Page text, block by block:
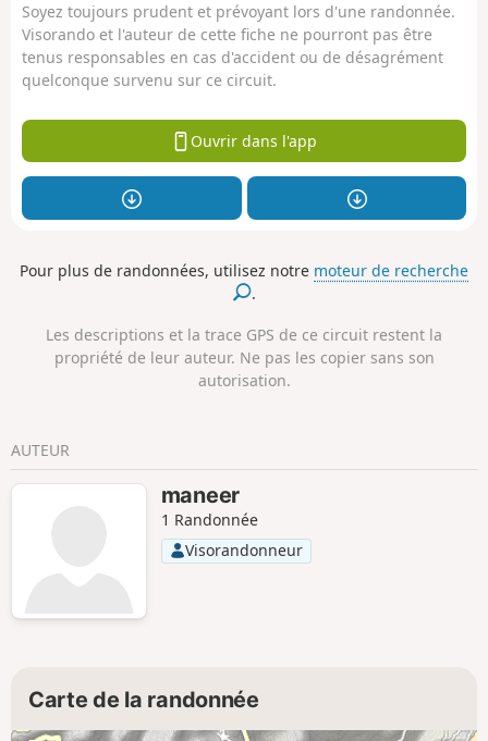
Soyez toujours prudent et prévoyant lors d'une randonnée.
Visorando et l'auteur de cette fiche ne pourront pas être
tenus responsables en cas d'accident ou de désagrément
quelconque survenu sur ce circuit.
Ouvrir dans l'app
Pour plus de randonnées, utilisez notre moteur de recherche
.
Les descriptions et la trace GPS de ce circuit restent la
propriété de leur auteur. Ne pas les copier sans son
autorisation.
AUTEUR
maneer
1 Randonnée
Visorandonneur
Carte de la randonnée